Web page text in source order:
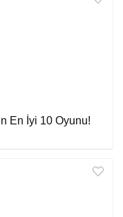
En İyi 10 Oyunu!